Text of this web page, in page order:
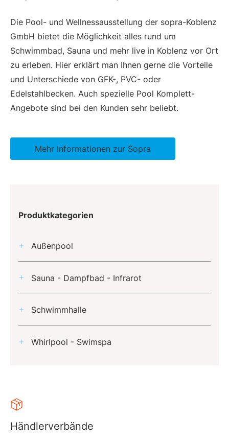
Die Pool- und Wellnessausstellung der sopra-Koblenz
GmbH bietet die Möglichkeit alles rund um
Schwimmbad, Sauna und mehr live in Koblenz vor Ort
zu erleben. Hier erklärt man Ihnen gerne die Vorteile
und Unterschiede von GFK-, PVC- oder
Edelstahlbecken. Auch spezielle Pool Komplett-
Angebote sind bei den Kunden sehr beliebt.
Mehr Informationen zur Sopra
Produktkategorien
Außenpool
Sauna - Dampfbad - Infrarot
Schwimmhalle
Whirlpool - Swimspa
Händlerverbände